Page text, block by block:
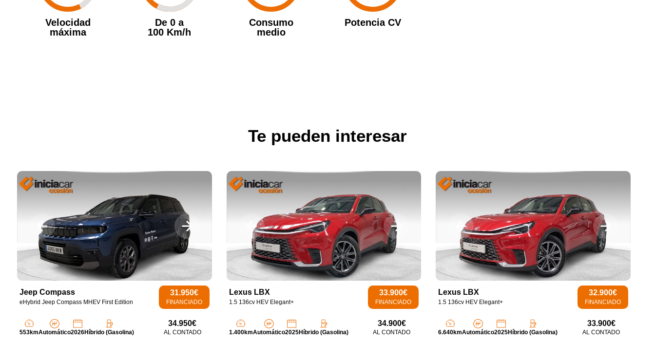
Velocidad
máxima
De 0 a
100 Km/h
Consumo
medio
Potencia CV
Te pueden interesar
Jeep Compass
eHybrid Jeep Compass MHEV First Edition
31.950€
FINANCIADO
553kmAutomático2026Híbrido (Gasolina)
34.950€
AL CONTADO
Lexus LBX
1.5 136cv HEV Elegant+
33.900€
FINANCIADO
1.400kmAutomático2025Híbrido (Gasolina)
34.900€
AL CONTADO
Lexus LBX
1.5 136cv HEV Elegant+
32.900€
FINANCIADO
6.640kmAutomático2025Híbrido (Gasolina)
33.900€
AL CONTADO